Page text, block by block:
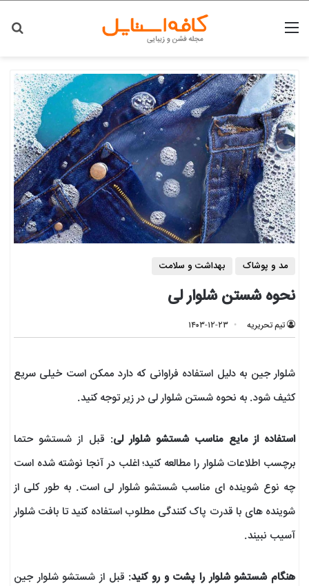
منو
مد و پوشاک بهداشت و سلامت
نحوه شستن شلوار لی
تیم تحریریه ۱۴۰۳-۱۲-۲۳
شلوار جین به دلیل استفاده فراوانی که دارد ممکن است خیلی سریع
کثیف شود. به نحوه شستن شلوار لی در زیر توجه کنید.
استفاده از مایع مناسب شستشو شلوار لی: قبل از شستشو حتما
برچسب اطلاعات شلوار را مطالعه کنید؛ اغلب در آنجا نوشته شده است
چه نوع شوینده ای مناسب شستشو شلوار لی است. به طور کلی از
شوینده های با قدرت پاک کنندگی مطلوب استفاده کنید تا بافت شلوار
آسیب نبیند.
هنگام شستشو شلوار را پشت و رو کنید: قبل از شستشو شلوار جین